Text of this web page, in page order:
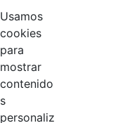
Usamos
cookies
para
mostrar
contenido
s
personaliz